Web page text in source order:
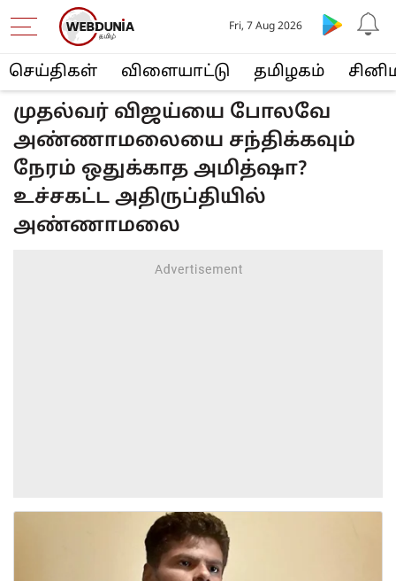
செய்திகள் விளையா‌ட்டு த‌மிழக‌ம்
Fri, 7 Aug 2026
முதல்வர் விஜய்யை போலவே
அண்ணாமலையை சந்திக்கவும்
நேரம் ஒதுக்காத அமித்ஷா?
உச்சகட்ட அதிருப்தியில்
அண்ணாமலை